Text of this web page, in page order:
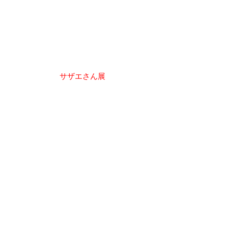
投
サザエさん展